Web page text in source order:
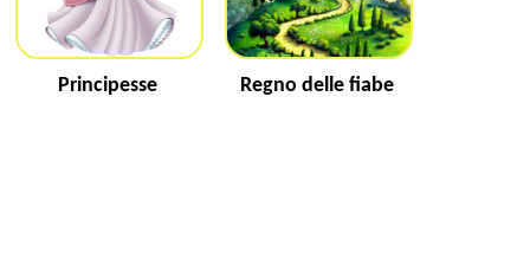
Principesse Regno delle fiabe